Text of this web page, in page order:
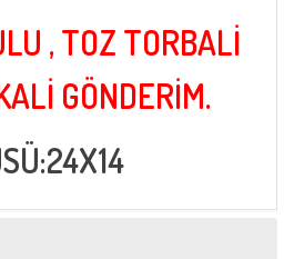
, TOZ TORBALİ
GÖNDERİM.